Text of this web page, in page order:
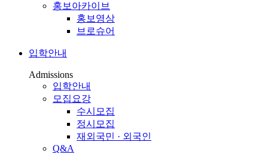
홍보아카이브
홍보영상
브로슈어
입학안내
Admissions
입학안내
모집요강
수시모집
정시모집
재외국민 · 외국인
Q&A